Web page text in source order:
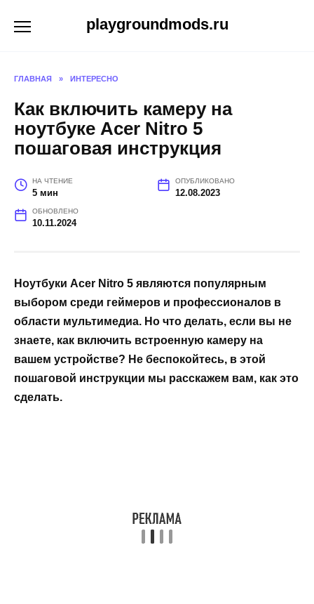
playgroundmods.ru
ГЛАВНАЯ » ИНТЕРЕСНО
Как включить камеру на
ноутбуке Acer Nitro 5
пошаговая инструкция
НА ЧТЕНИЕ
5 мин
ОПУБЛИКОВАНО
12.08.2023
ОБНОВЛЕНО
10.11.2024
Ноутбуки Acer Nitro 5 являются популярным
выбором среди геймеров и профессионалов в
области мультимедиа. Но что делать, если вы не
знаете, как включить встроенную камеру на
вашем устройстве? Не беспокойтесь, в этой
пошаговой инструкции мы расскажем вам, как это
сделать.